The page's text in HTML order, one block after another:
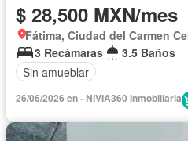
$ 28,500 MXN/mes
Fátima, Ciudad del Carmen
3 Recámaras
3.5 Baños
Sin amueblar
26/06/2026 en - NIVIA360 Inmobiliaria